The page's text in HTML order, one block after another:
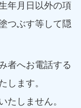
年月日以外の項
つぶす等して隠
者へお電話する
します。
たしません。